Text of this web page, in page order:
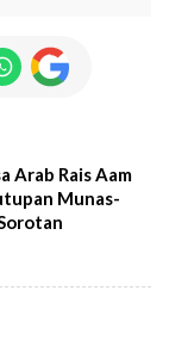
Arab Rais Aam
Munas-